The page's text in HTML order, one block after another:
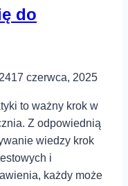
do
17 czerwca, 2025
to ważny krok w
Z odpowiednią
wiedzy krok
i
każdy może